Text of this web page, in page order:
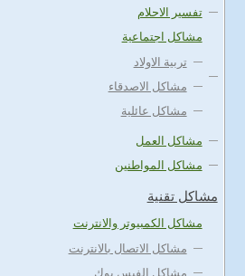
تفسير الاحلام
مشاكل اجتماعية
تربية الاولاد
مشاكل الاصدقاء
مشاكل عائلية
مشاكل العمل
مشاكل المواطنين
مشاكل تقنية
مشاكل الكمبيوتر والانترنت
مشاكل الاتصال بالانترنت
مشاكل الفيس بوك